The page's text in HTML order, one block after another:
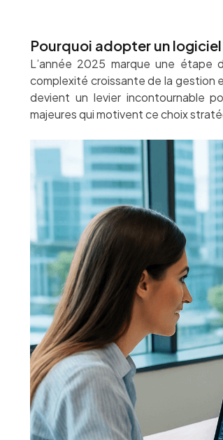
Pourquoi adopter un
L’année 2025 marque une étape
complexité croissante de la gestion
devient un levier incontournable
majeures qui motivent ce choix